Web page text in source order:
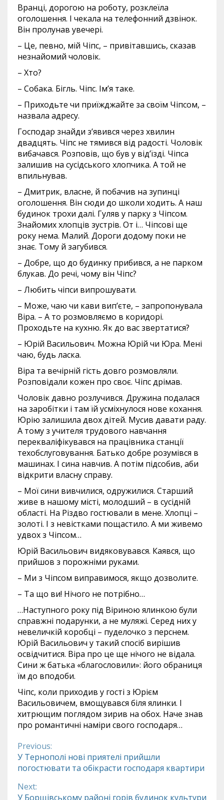
Вранці, дорогою на роботу, розклеїла
оголошення. І чекала на телефонний дзвінок.
Він пролунав увечері.
– Це, певно, мій Чіпс, – привітавшись, сказав
незнайомий чоловік.
– Хто?
– Собака. Бігль. Чіпс. Ім’я таке.
– Приходьте чи приїжджайте за своїм Чіпсом, –
назвала адресу.
Господар знайди з’явився через хвилин
двадцять. Чіпс не тямився від радості. Чоловік
вибачався. Розповів, що був у від’їзді. Чіпса
залишив на сусідського хлопчика. А той не
впильнував.
– Дмитрик, власне, й побачив на зупинці
оголошення. Він сюди до школи ходить. А наш
будинок трохи далі. Гуляв у парку з Чіпсом.
Знайомих хлопців зустрів. От і… Чіпсові ще
року нема. Малий. Дороги додому поки не
знає. Тому й загубився.
– Добре, що до будинку прибився, а не парком
блукав. До речі, чому він Чіпс?
– Любить чіпси випрошувати.
– Може, чаю чи кави вип’єте, – запропонувала
Віра. – А то розмовляємо в коридорі.
Проходьте на кухню. Як до вас звертатися?
– Юрій Васильович. Можна Юрій чи Юра. Мені
чаю, будь ласка.
Віра та вечірній гість довго розмовляли.
Розповідали кожен про своє. Чіпс дрімав.
Чоловік давно розлучився. Дружина подалася
на заробітки і там їй усміхнулося нове кохання.
Юрію залишила двох дітей. Мусив давати раду.
А тому з учителя трудового навчання
перекваліфікувався на працівника станції
техобслуговування. Батько добре розумівся в
машинах. І сина навчив. А потім підсобив, аби
відкрити власну справу.
– Мої сини вивчилися, одружилися. Старший
живе в нашому місті, молодший – в сусідній
області. На Різдво гостювали в мене. Хлопці –
золоті. І з невістками пощастило. А ми живемо
удвох з Чіпсом…
Юрій Васильович видяковувався. Каявся, що
прийшов з порожніми руками.
– Ми з Чіпсом виправимося, якщо дозволите.
– Та що ви! Нічого не потрібно…
…Наступного року під Віриною ялинкою були
справжні подарунки, а не муляжі. Серед них у
невеличкій коробці – пуделочко з перснем.
Юрій Васильович у такий спосіб вирішив
освідчитися. Віра про це ще нічого не відала.
Сини ж батька «благословили»: його обраниця
їм до вподоби.
Чіпс, коли приходив у гості з Юрієм
Васильовичем, вмощувався біля ялинки. І
хитрющим поглядом зирив на обох. Наче знав
про романтичні наміри свого господаря…
Continue
Reading
Previous:
У Тернополі нові приятелі прийшли
погостювати та обікрасти господаря квартири
Next:
У Борщівському районі горів будинок культури